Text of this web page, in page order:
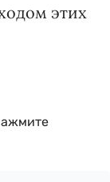
этих